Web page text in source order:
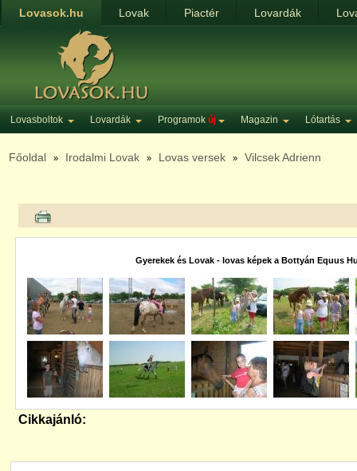
Lovasok.hu Lovak Piactér Lovardák
Lovasboltok Lovardák Programok új Magazin Lótartás
Főoldal » Irodalmi Lovak » Lovas versek » Vilcsek Adrienn
Gyerekek és Lovak - lovas képek a Bottyán Equus
Cikkajánló: